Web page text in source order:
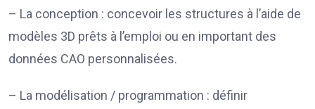
– La conception : concevoir les structures à l’aide de
modèles 3D prêts à l’emploi ou en important des
données CAO personnalisées.
– La modélisation / programmation : définir